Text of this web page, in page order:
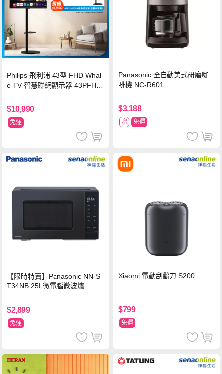
Philips 飛利浦 43型 FHD Whal
e TV 智慧聯網顯示器 43PFH6
$10,990
免運
Panasonic 全自動美式研磨咖
啡機 NC-R601
$3,188
贈 免運
【限時特賣】Panasonic NN-S
T34NB 25L微電腦微波爐
$2,899
免運
Xiaomi 電動刮鬍刀 S200
$799
免運